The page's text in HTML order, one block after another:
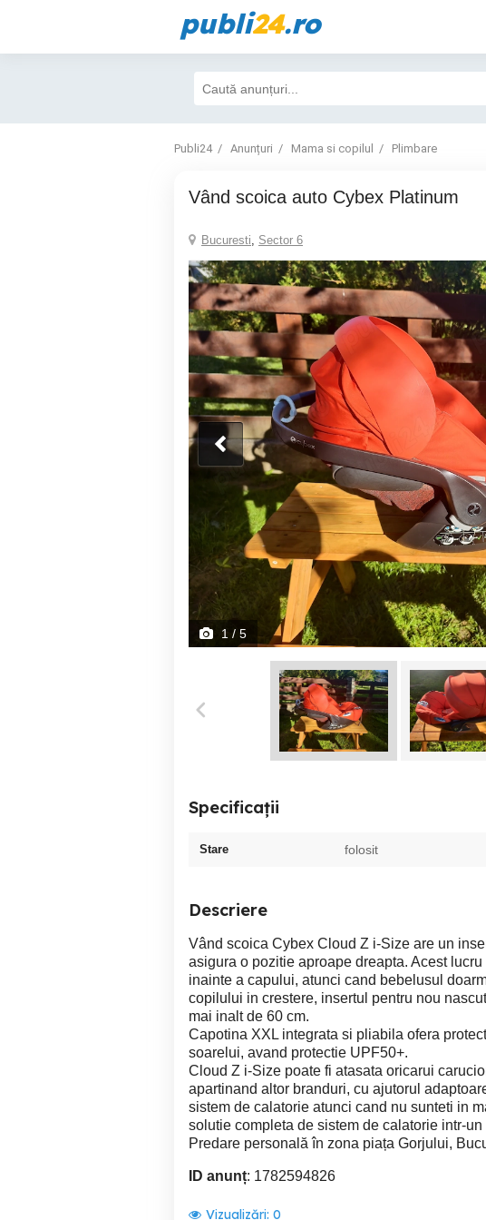
publi24.ro
Publi24 Anunțuri Mama si copilul Plimbare
Vând scoica auto Cybex Platinum
Bucuresti, Sector 6
1 / 5
Specificații
Stare folosit
Descriere
Vând scoica Cybex Cloud Z i-Size are un
asigura o pozitie aproape dreapta. Acest
inainte a capului, atunci cand bebelusul
copilului in crestere, insertul pentru nou
mai inalt de 60 cm.
Capotina XXL integrata si pliabila ofera
soarelui, avand protectie UPF50+.
Cloud Z i-Size poate fi atasata oricarui
apartinand altor branduri, cu ajutorul
sistem de calatorie atunci cand nu sunteti in
solutie completa de sistem de calatorie intr-
Predare personală în zona piața Gorjului,
ID anunț: 1782594826
Vizualizări: 0